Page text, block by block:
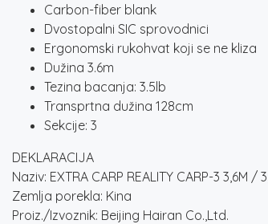
Carbon-fiber blank
Dvostopalni SIC sprovodnici
Ergonomski rukohvat koji se ne kliza
Dužina 3.6m
Tezina bacanja: 3.5lb
Transprtna dužina 128cm
Sekcije: 3
DEKLARACIJA
Naziv: EXTRA CARP REALITY CARP-3 3,6M /
Zemlja porekla: Kina
Proiz./Izvoznik: Beijing Hairan Co.,Ltd.